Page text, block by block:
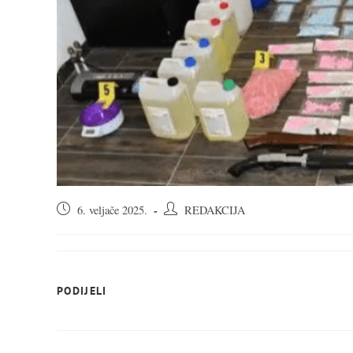
Objava6. veljače 2025.
AutorREDAKCIJA
PODIJELI